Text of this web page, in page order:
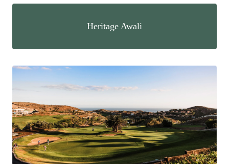
Heritage Awali